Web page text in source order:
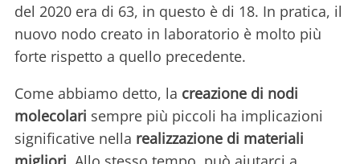
del 2020 era di 63, in questo è di 18. In pratica, il
nuovo nodo creato in laboratorio è molto più
forte rispetto a quello precedente.
Come abbiamo detto, la creazione di nodi
molecolari sempre più piccoli ha implicazioni
significative nella realizzazione di materiali